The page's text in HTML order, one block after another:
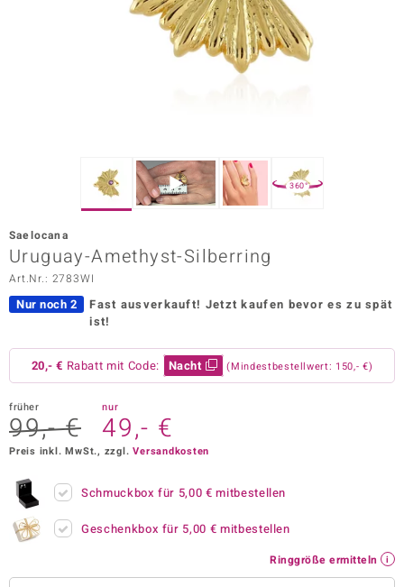
Vogue
Paraíso
Collection
BY DE MELO
360°
Saelocana
Uruguay-Amethyst-Silberring
Art.Nr.: 2783WI
Nur noch 2 Fast ausverkauft! Jetzt kaufen bevor es zu spät
ist!
20,- € Rabatt mit Code: Nacht (Mindestbestellwert: 150,- €)
früher
99,- €
nur
49,- €
Preis inkl. MwSt., zzgl.Versandkosten
Schmuckbox für 5,00 € mitbestellen
Geschenkbox für 5,00 € mitbestellen
Ringgröße ermitteln